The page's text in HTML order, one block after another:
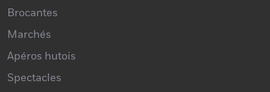
Brocantes
Marchés
Apéros hutois
Spectacles